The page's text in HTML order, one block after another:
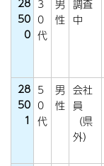
50
0
3
0
代
男
性
調査
中
28
50
1
5
0
代
男
性
会社
員
（県
外）